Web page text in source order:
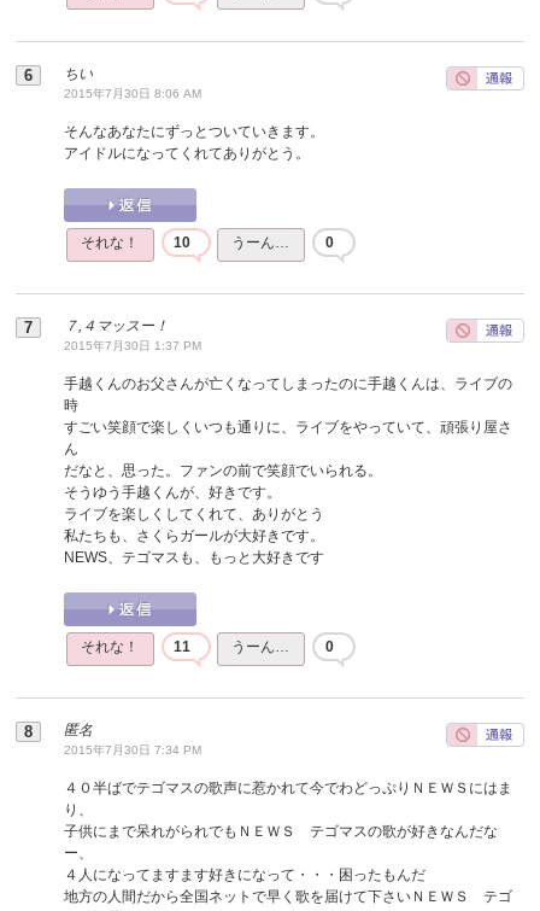
ちい
2015年7月30日 8:06 AM
そんなあなたにずっとついていきます。
アイドルになってくれてありがとう。
それな！ 10 うーん… 0
７,４マッスー！
2015年7月30日 1:37 PM
手越くんのお父さんが亡くなってしまったのに手越くんは、ライブの
時
すごい笑顔で楽しくいつも通りに、ライブをやっていて、頑張り屋さ
ん
だなと、思った。ファンの前で笑顔でいられる。
そうゆう手越くんが、好きです。
ライブを楽しくしてくれて、ありがとう
私たちも、さくらガールが大好きです。
NEWS、テゴマスも、もっと大好きです
それな！ 11 うーん… 0
匿名
2015年7月30日 7:34 PM
４０半ばでテゴマスの歌声に惹かれて今でわどっぷりＮＥＷＳにはま
り、
子供にまで呆れがられでもＮＥＷＳ テゴマスの歌が好きなんだな
ー、
４人になってますます好きになって・・・困ったもんだ
地方の人間だから全国ネットで早く歌を届けて下さいＮＥＷＳ テゴ